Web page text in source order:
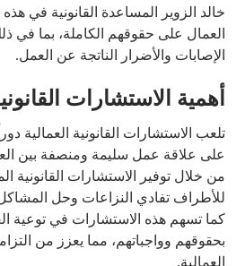
خالد الزوير المساعدة القانونية في
العمال على حقوقهم الكاملة، بما في
الإصابات والأضرار الناتجة عن العمل.
أهمية الاستشارات
تلعب الاستشارات القانونية العمالية
على علاقة عمل سليمة ومنصفة بين
من خلال توفير الاستشارات القانونية
للأطراف تفادي النزاعات وحل
كما تسهم هذه الاستشارات في توعية
بحقوقهم وواجباتهم، مما يعزز من
العمالية.